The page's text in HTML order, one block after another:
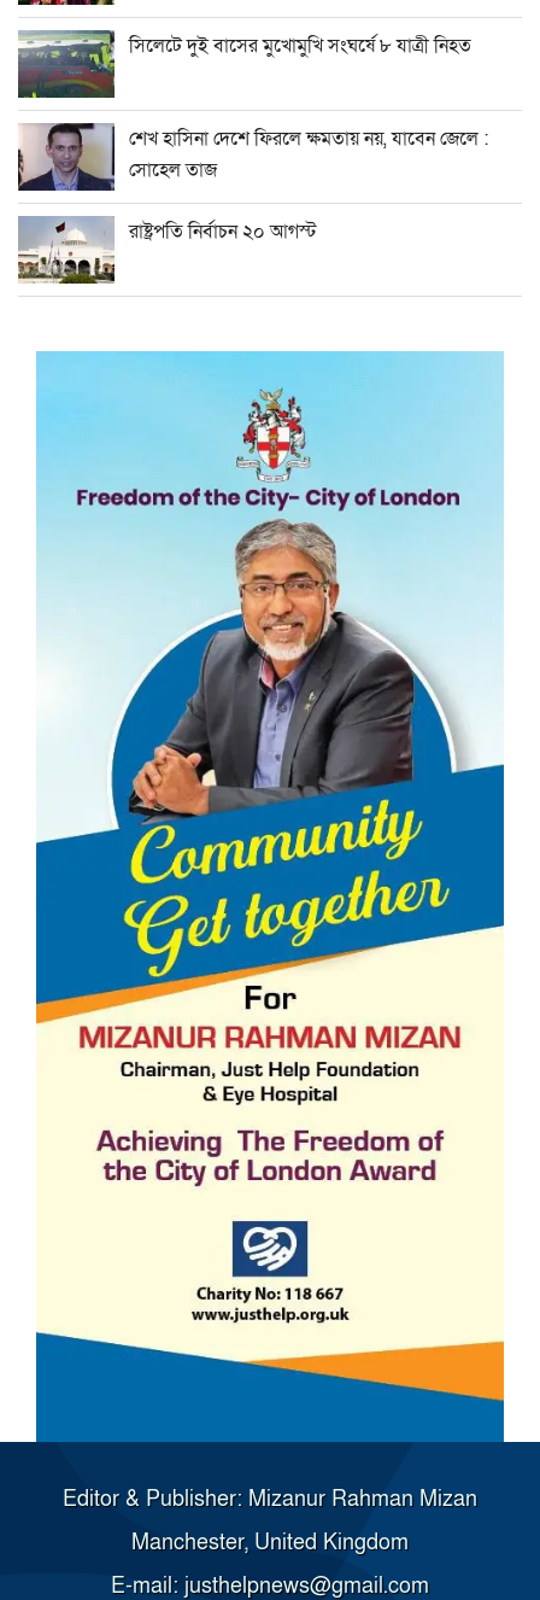
সিলেটে দুই বাসের মুখোমুখি সংঘর্ষে ৮ যাত্রী নিহত
শেখ হাসিনা দেশে ফিরলে ক্ষমতায় নয়, যাবেন জেলে :
সোহেল তাজ
রাষ্ট্রপতি নির্বাচন ২০ আগস্ট
Editor & Publisher: Mizanur Rahman Mizan
Manchester, United Kingdom
E-mail: justhelpnews@gmail.com